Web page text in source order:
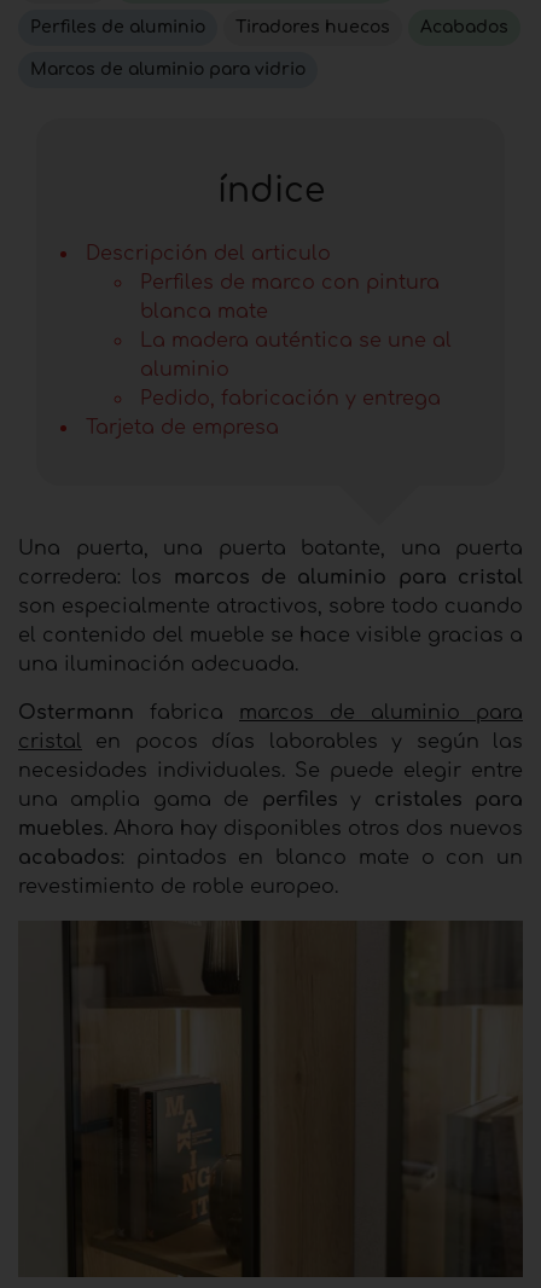
Perfiles de aluminio Tiradores huecos Acabados
Marcos de aluminio para vidrio
índice
Descripción del articulo
Perfiles de marco con pintura
blanca mate
La madera auténtica se une al
aluminio
Pedido, fabricación y entrega
Tarjeta de empresa
Una puerta, una puerta batante, una puerta
corredera: los marcos de aluminio para cristal
son especialmente atractivos, sobre todo cuando
el contenido del mueble se hace visible gracias a
una iluminación adecuada.
Ostermann fabrica marcos de aluminio para
cristal
en pocos días laborables y según las
necesidades individuales. Se puede elegir entre
una amplia gama de perfiles y cristales para
muebles. Ahora hay disponibles otros dos nuevos
acabados: pintados en blanco mate o con un
revestimiento de roble europeo.